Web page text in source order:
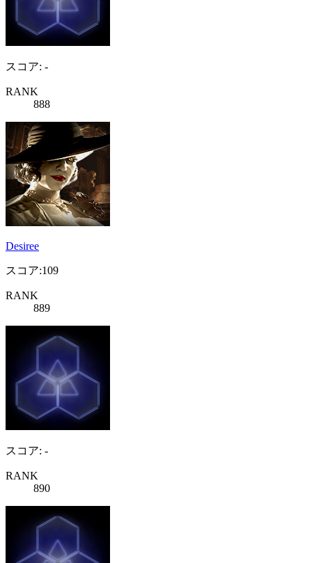
スコア: -
RANK
888
Desiree
スコア:109
RANK
889
スコア: -
RANK
890